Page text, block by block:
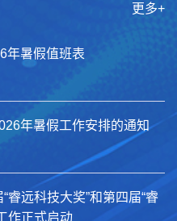
更多+
年暑假值班表
年暑假工作安排的通知
睿远科技大奖”和第四届“睿
作正式启动